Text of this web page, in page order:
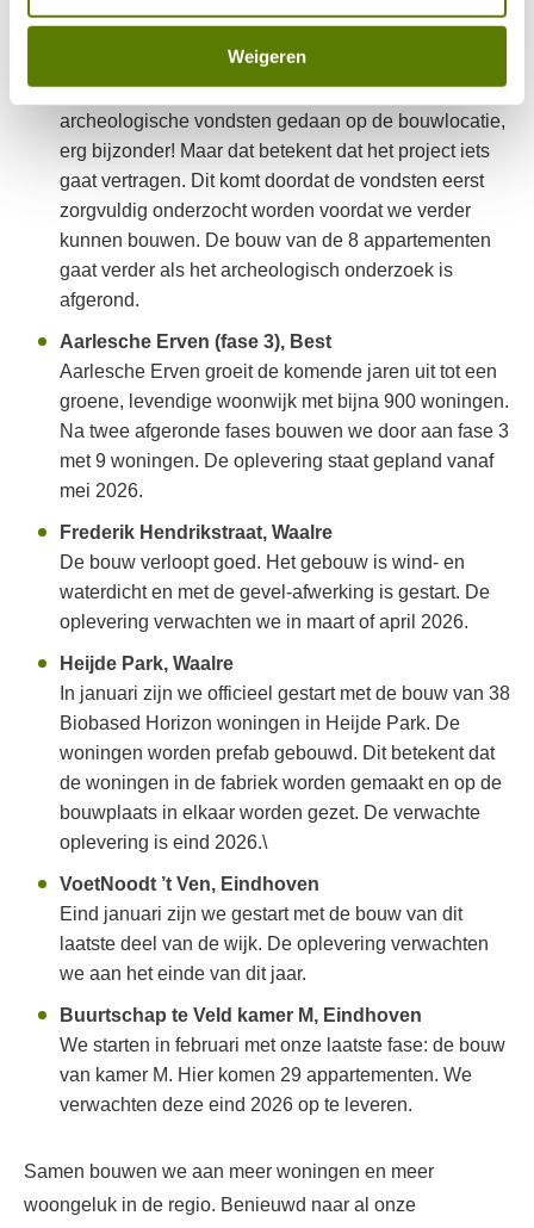
Weigeren
verwachten we in april 2026.
Sint Genovevastraat, Son en Breugel
Tijdens de sloop en grondwerkzaamheden zijn
archeologische vondsten gedaan op de bouwlocatie,
erg bijzonder! Maar dat betekent dat het project iets
gaat vertragen. Dit komt doordat de vondsten eerst
zorgvuldig onderzocht worden voordat we verder
kunnen bouwen. De bouw van de 8 appartementen
gaat verder als het archeologisch onderzoek is
afgerond.
Aarlesche Erven (fase 3), Best
Aarlesche Erven groeit de komende jaren uit tot een
groene, levendige woonwijk met bijna 900 woningen.
Na twee afgeronde fases bouwen we door aan fase 3
met 9 woningen. De oplevering staat gepland vanaf
mei 2026.
Frederik Hendrikstraat, Waalre
De bouw verloopt goed. Het gebouw is wind- en
waterdicht en met de gevel-afwerking is gestart. De
oplevering verwachten we in maart of april 2026.
Heijde Park, Waalre
In januari zijn we officieel gestart met de bouw van 38
Biobased Horizon woningen in Heijde Park. De
woningen worden prefab gebouwd. Dit betekent dat
de woningen in de fabriek worden gemaakt en op de
bouwplaats in elkaar worden gezet. De verwachte
oplevering is eind 2026.\
VoetNoodt ’t Ven, Eindhoven
Eind januari zijn we gestart met de bouw van dit
laatste deel van de wijk. De oplevering verwachten
we aan het einde van dit jaar.
Buurtschap te Veld kamer M, Eindhoven
We starten in februari met onze laatste fase: de bouw
van kamer M. Hier komen 29 appartementen. We
verwachten deze eind 2026 op te leveren.
Samen bouwen we aan meer woningen en meer
woongeluk in de regio. Benieuwd naar al onze